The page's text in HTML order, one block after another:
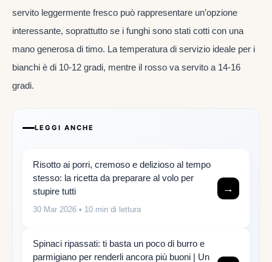
servito leggermente fresco può rappresentare un’opzione
interessante, soprattutto se i funghi sono stati cotti con una
mano generosa di timo. La temperatura di servizio ideale per i
bianchi è di 10-12 gradi, mentre il rosso va servito a 14-16
gradi.
LEGGI ANCHE
Risotto ai porri, cremoso e delizioso al tempo
stesso: la ricetta da preparare al volo per
stupire tutti
30 Mar 2026 • 10 min di lettura
→
Spinaci ripassati: ti basta un poco di burro e
parmigiano per renderli ancora più buoni | Un